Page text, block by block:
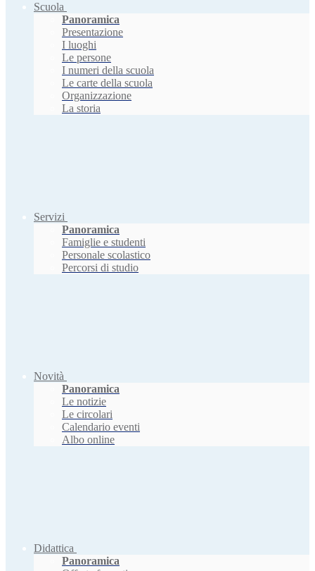
Scuola
Panoramica
Presentazione
I luoghi
Le persone
I numeri della scuola
Le carte della scuola
Organizzazione
La storia
Servizi
Panoramica
Famiglie e studenti
Personale scolastico
Percorsi di studio
Novità
Panoramica
Le notizie
Le circolari
Calendario eventi
Albo online
Didattica
Panoramica